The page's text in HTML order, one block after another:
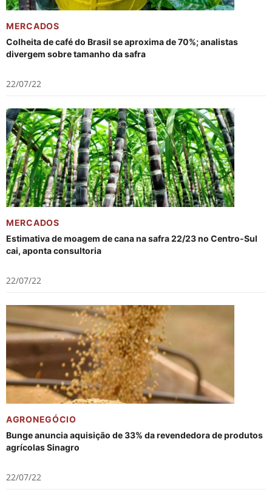
MERCADOS
Colheita de café do Brasil se aproxima de 70%; analistas
divergem sobre tamanho da safra
22/07/22
MERCADOS
Estimativa de moagem de cana na safra 22/23 no Centro-Sul
cai, aponta consultoria
22/07/22
AGRONEGÓCIO
Bunge anuncia aquisição de 33% da revendedora de produtos
agrícolas Sinagro
22/07/22